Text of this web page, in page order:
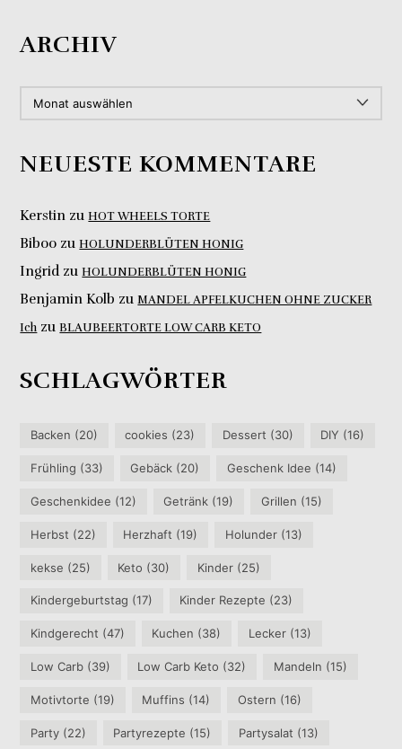
ARCHIV
NEUESTE KOMMENTARE
Kerstin zuHOT WHEELS TORTE
Biboo zuHOLUNDERBLÜTEN HONIG
IngridzuHOLUNDERBLÜTEN HONIG
Benjamin Kolb zuMANDEL APFELKUCHEN OHNE ZUCKER
Ich zuBLAUBEERTORTE LOW CARB KETO
SCHLAGWÖRTER
Backen (20) cookies (23) Dessert (30) DIY (16)
Frühling (33) Gebäck (20) Geschenk Idee (14)
Geschenkidee (12) Getränk (19) Grillen (15)
Herbst (22) Herzhaft (19) Holunder(13)
kekse (25) Keto (30) Kinder(25)
Kindergeburtstag (17) Kinder Rezepte (23)
Kindgerecht (47) Kuchen (38) Lecker(13)
Low Carb (39) Low Carb Keto (32) Mandeln (15)
Motivtorte (19) Muffins (14) Ostern (16)
Party (22) Partyrezepte (15) Partysalat (13)